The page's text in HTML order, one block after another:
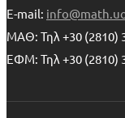
E-mail:
ΜΑΘ: Τηλ +30 (2810)
ΕΦΜ: Τηλ +30 (2810)